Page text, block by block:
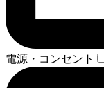
電源・コンセント